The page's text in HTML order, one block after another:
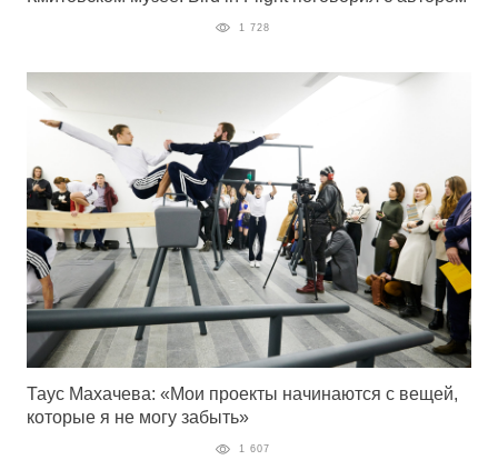
1 728
Таус Махачева: «Мои проекты начинаются с вещей,
которые я не могу забыть»
1 607